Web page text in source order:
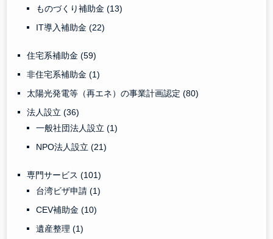
ものづくり補助金(13)
IT導入補助金(22)
住宅系補助金(59)
非住宅系補助金(1)
太陽光発電等（再エネ）の事業計画認定(80)
法人設立(36)
一般社団法人設立(1)
NPO法人設立(21)
専門サービス(101)
台湾ビザ申請(1)
CEV補助金(10)
遺産整理(1)